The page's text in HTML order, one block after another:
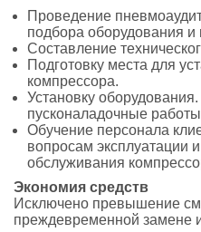
Проведение
подбора оборудования
Составление
Подготовку места для
компрессора.
Установку
пусконаладочные
Обучение персонала
вопросам эксплуатации
обслуживания
Экономия средств
Исключено превышение
преждевременной замене